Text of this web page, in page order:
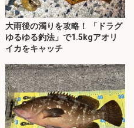
大雨後の濁りを攻略！ 「ドラグ
ゆるゆる釣法」で1.5kgアオリ
イカをキャッチ